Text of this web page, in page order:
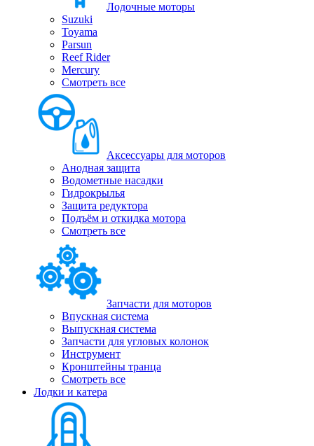
Лодочные моторы
Suzuki
Toyama
Parsun
Reef Rider
Mercury
Смотреть все
Аксессуары для моторов
Анодная защита
Водометные насадки
Гидрокрылья
Защита редуктора
Подъём и откидка мотора
Смотреть все
Запчасти для моторов
Впускная система
Выпускная система
Запчасти для угловых колонок
Инструмент
Кронштейны транца
Смотреть все
Лодки и катера